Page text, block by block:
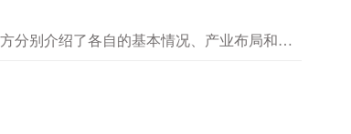
分别介绍了各自的基本情况、产业布局和优